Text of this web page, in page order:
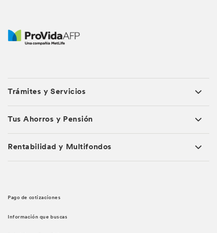
Trámites y Servicios
Tus Ahorros y Pensión
Rentabilidad y Multifondos
Pago de cotizaciones
Información que buscas